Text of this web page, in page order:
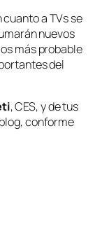
cuanto a TVs se
nuevos
más probable
del
, CES, y de tus
conforme